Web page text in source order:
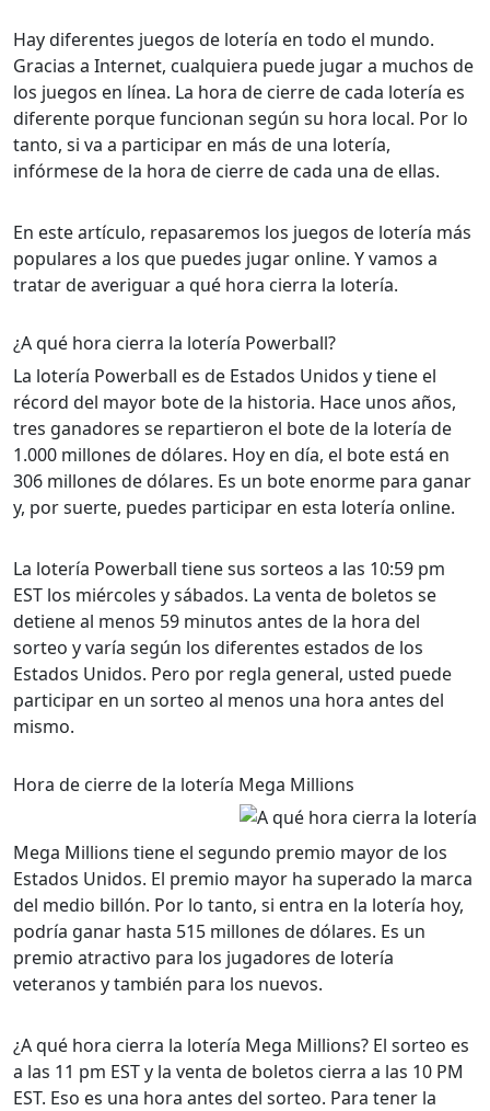
Hay diferentes juegos de lotería en todo el mundo.
Gracias a Internet, cualquiera puede jugar a muchos de
los juegos en línea. La hora de cierre de cada lotería es
diferente porque funcionan según su hora local. Por lo
tanto, si va a participar en más de una lotería,
infórmese de la hora de cierre de cada una de ellas.
En este artículo, repasaremos los juegos de lotería más
populares a los que puedes jugar online. Y vamos a
tratar de averiguar a qué hora cierra la lotería.
¿A qué hora cierra la lotería Powerball?
La lotería Powerball es de Estados Unidos y tiene el
récord del mayor bote de la historia. Hace unos años,
tres ganadores se repartieron el bote de la lotería de
1.000 millones de dólares. Hoy en día, el bote está en
306 millones de dólares. Es un bote enorme para ganar
y, por suerte, puedes participar en esta lotería online.
La lotería Powerball tiene sus sorteos a las 10:59 pm
EST los miércoles y sábados. La venta de boletos se
detiene al menos 59 minutos antes de la hora del
sorteo y varía según los diferentes estados de los
Estados Unidos. Pero por regla general, usted puede
participar en un sorteo al menos una hora antes del
mismo.
Hora de cierre de la lotería Mega Millions
Mega Millions tiene el segundo premio mayor de los
Estados Unidos. El premio mayor ha superado la marca
del medio billón. Por lo tanto, si entra en la lotería hoy,
podría ganar hasta 515 millones de dólares. Es un
premio atractivo para los jugadores de lotería
veteranos y también para los nuevos.
¿A qué hora cierra la lotería Mega Millions? El sorteo es
a las 11 pm EST y la venta de boletos cierra a las 10 PM
EST. Eso es una hora antes del sorteo. Para tener la